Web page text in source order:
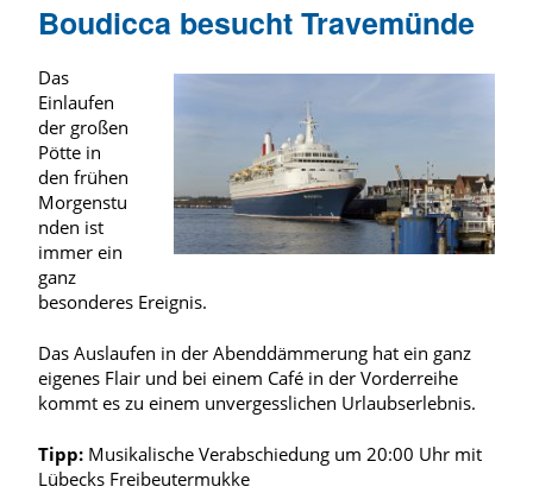
Boudicca besucht Travemünde
Das
Einlaufen
der großen
Pötte in
den frühen
Morgenstu
nden ist
immer ein
ganz
besonderes Ereignis.
Das Auslaufen in der Abenddämmerung hat ein ganz
eigenes Flair und bei einem Café in der Vorderreihe
kommt es zu einem unvergesslichen Urlaubserlebnis.
Tipp: Musikalische Verabschiedung um 20:00 Uhr mit
Lübecks Freibeutermukke